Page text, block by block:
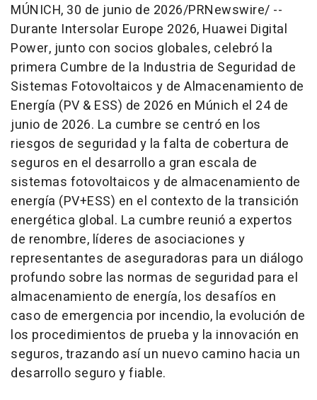
MÚNICH, 30 de junio de 2026/PRNewswire/ --
Durante Intersolar Europe 2026, Huawei Digital
Power, junto con socios globales, celebró la
primera Cumbre de la Industria de Seguridad de
Sistemas Fotovoltaicos y de Almacenamiento de
Energía (PV & ESS) de 2026 en Múnich el 24 de
junio de 2026. La cumbre se centró en los
riesgos de seguridad y la falta de cobertura de
seguros en el desarrollo a gran escala de
sistemas fotovoltaicos y de almacenamiento de
energía (PV+ESS) en el contexto de la transición
energética global. La cumbre reunió a expertos
de renombre, líderes de asociaciones y
representantes de aseguradoras para un diálogo
profundo sobre las normas de seguridad para el
almacenamiento de energía, los desafíos en
caso de emergencia por incendio, la evolución de
los procedimientos de prueba y la innovación en
seguros, trazando así un nuevo camino hacia un
desarrollo seguro y fiable.